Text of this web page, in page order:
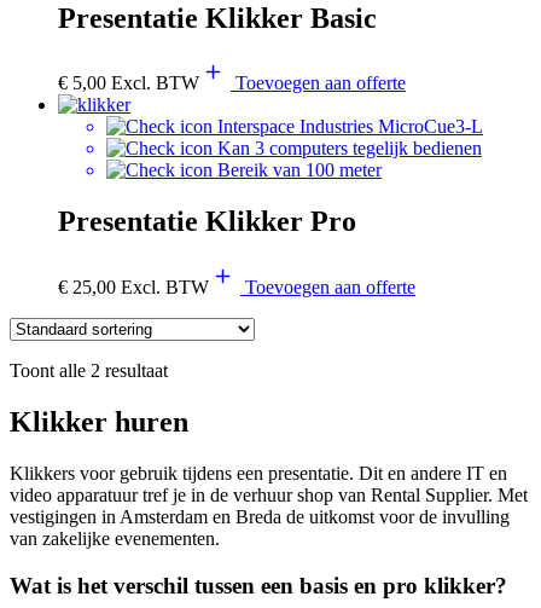
Presentatie Klikker Basic
€ 5,00 Excl. BTW Toevoegen aan offerte
Interspace Industries MicroCue3-L
Kan 3 computers tegelijk bedienen
Bereik van 100 meter
Presentatie Klikker Pro
€ 25,00 Excl. BTW Toevoegen aan offerte
Toont alle 2 resultaat
Klikker huren
Klikkers voor gebruik tijdens een presentatie. Dit en andere IT en
video apparatuur tref je in de verhuur shop van Rental Supplier. Met
vestigingen in Amsterdam en Breda de uitkomst voor de invulling
van zakelijke evenementen.
Wat is het verschil tussen een basis en pro klikker?